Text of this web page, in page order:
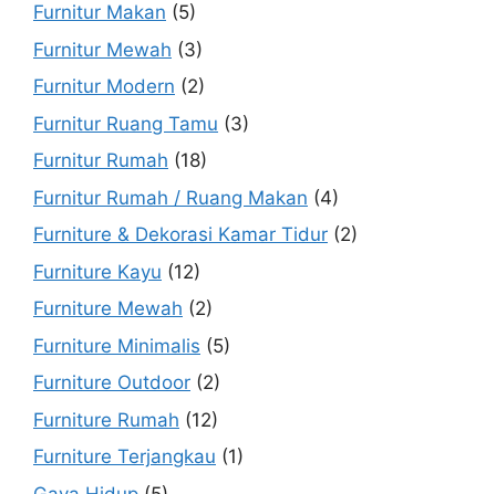
Furnitur Makan (5)
Furnitur Mewah (3)
Furnitur Modern (2)
Furnitur Ruang Tamu (3)
Furnitur Rumah (18)
Furnitur Rumah / Ruang Makan (4)
Furniture & Dekorasi Kamar Tidur (2)
Furniture Kayu (12)
Furniture Mewah (2)
Furniture Minimalis (5)
Furniture Outdoor (2)
Furniture Rumah (12)
Furniture Terjangkau (1)